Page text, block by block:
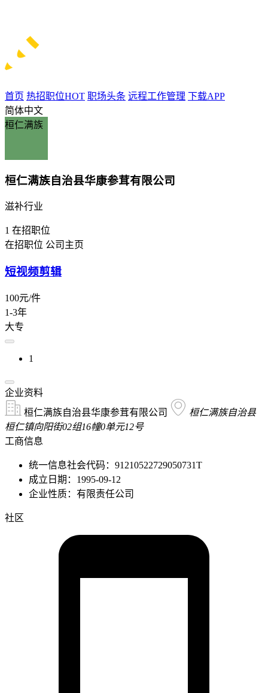
首页 热招职位HOT 职场头条 远程工作管理 下载APP
简体中文
桓仁满族
桓仁满族自治县华康参茸有限公司
滋补行业
1 在招职位
在招职位 公司主页
短视频剪辑
100元/件
1-3年
大专
1
企业资料
桓仁满族自治县华康参茸有限公司
桓仁满族自治县
桓仁镇向阳街02组16幢0单元12号
工商信息
统一信息社会代码：91210522729050731T
成立日期：1995-09-12
企业性质：有限责任公司
社区